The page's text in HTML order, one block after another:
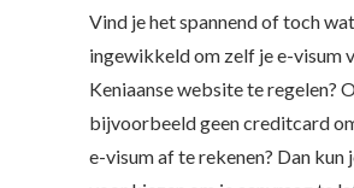
Vind je het spannend of toch wat
ingewikkeld om zelf je e-visum
Keniaanse website te regelen?
bijvoorbeeld geen creditcard
e-visum af te rekenen? Dan kun